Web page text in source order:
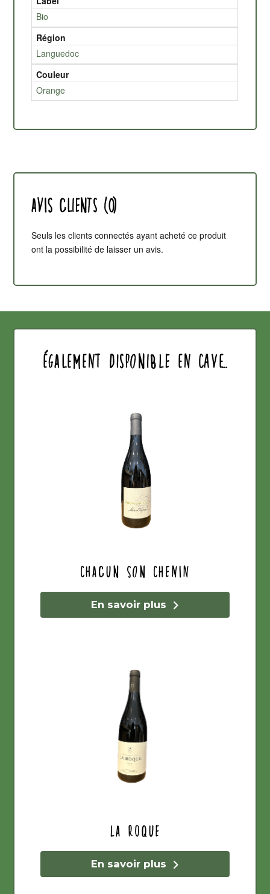
Bio
Région
Languedoc
Couleur
Orange
Avis clients (0)
Seuls les clients connectés ayant acheté ce produit
ont la possibilité de laisser un avis.
également disponible en cave...
Chacun son Chenin
En savoir plus
La Roque
En savoir plus